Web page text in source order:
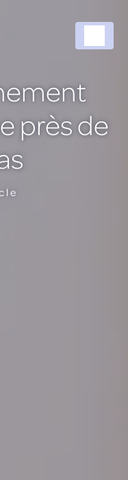
près de